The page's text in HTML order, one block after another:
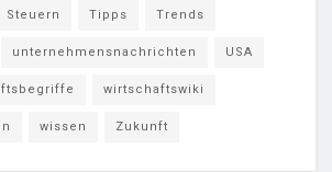
Steuern Tipps Trends
unternehmensnachrichten USA
wirtschaftswiki
wissen Zukunft